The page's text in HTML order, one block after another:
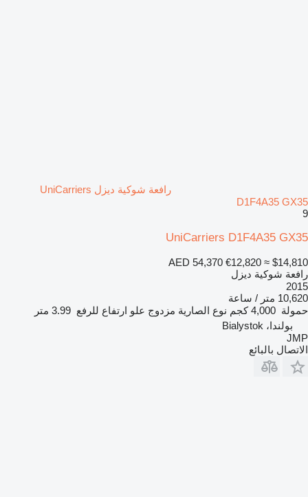
رافعة شوكية ديزل UniCarriers
D1F4A35 GX35
9
UniCarriers D1F4A35 GX35
AED 54,370 €12,820 ≈ $14,810
رافعة شوكية ديزل
2015
10,620 متر / ساعة
حمولة 4,000 كجم نوع الصارية مزدوج علو ارتفاع للرفع 3.99 متر
بولندا، Bialystok
JMP
الاتصال بالبائع